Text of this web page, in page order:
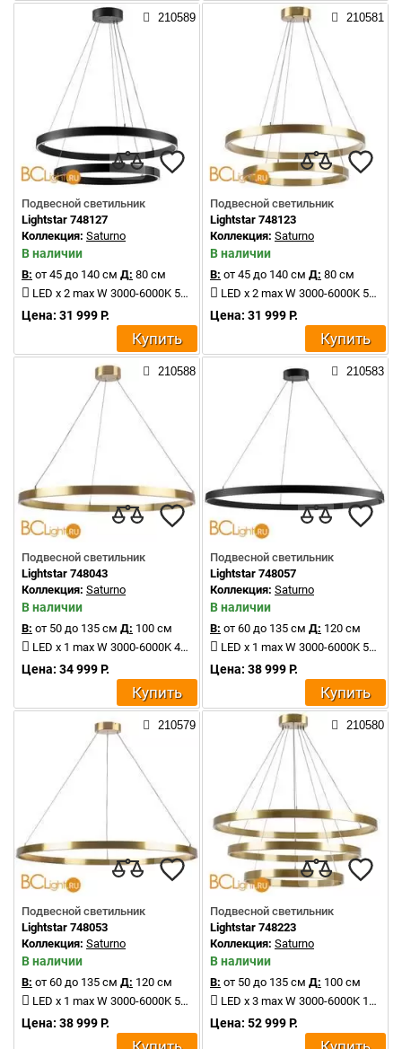
210589
Подвесной светильник
Lightstar 748127
Коллекция: Saturno
В наличии
В: от 45 до 140 см Д: 80 см
LED x 2 max W 3000-6000K 5800Lm
Цена: 31 999 Р.
Купить
210581
Подвесной светильник
Lightstar 748123
Коллекция: Saturno
В наличии
В: от 45 до 140 см Д: 80 см
LED x 2 max W 3000-6000K 5800Lm
Цена: 31 999 Р.
Купить
210588
Подвесной светильник
Lightstar 748043
Коллекция: Saturno
В наличии
В: от 50 до 135 см Д: 100 см
LED x 1 max W 3000-6000K 4000Lm
Цена: 34 999 Р.
Купить
210583
Подвесной светильник
Lightstar 748057
Коллекция: Saturno
В наличии
В: от 60 до 135 см Д: 120 см
LED x 1 max W 3000-6000K 5800Lm
Цена: 38 999 Р.
Купить
210579
Подвесной светильник
Lightstar 748053
Коллекция: Saturno
В наличии
В: от 60 до 135 см Д: 120 см
LED x 1 max W 3000-6000K 5800Lm
Цена: 38 999 Р.
210580
Подвесной светильник
Lightstar 748223
Коллекция: Saturno
В наличии
В: от 50 до 135 см Д: 100 см
LED x 3 max W 3000-6000K 11000Lm
Цена: 52 999 Р.